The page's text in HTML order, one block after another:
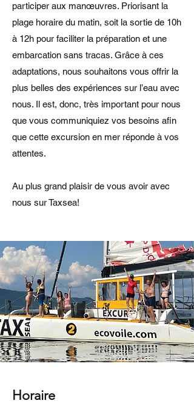
participer aux manœuvres. Priorisant la
plage horaire du matin, soit la sortie de 10h
à 12h pour faciliter la préparation et une
embarcation sans tracas. Grâce à ces
adaptations, nous souhaitons vous offrir la
plus belles des expériences sur l’eau avec
nous. Il est, donc, très important pour nous
que vous communiquiez vos besoins afin
que cette excursion en mer réponde à vos
attentes.
Au plus grand plaisir de vous avoir avec
nous sur Taxsea!
Horaire